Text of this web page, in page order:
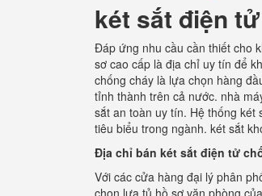
két sắt điện
Đáp ứng nhu cầu cần thiết cho
sơ cao cấp là địa chỉ uy tín để
chống cháy là lựa chọn hàng
tỉnh thành trên cả nước. nhà
sắt an toàn uy tín. Hệ thống
tiêu biểu trong ngành. két sắt
Địa chỉ bán két sắt điện tử
Với các cửa hàng đại lý phân
chọn lựa tủ hồ sơ văn phòng